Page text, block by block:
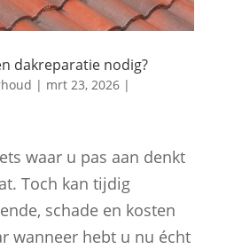
dakreparatie nodig?
| mrt 23, 2026|
waar u pas aan denkt
Toch kan tijdig
schade en kosten
wanneer hebt u nu écht